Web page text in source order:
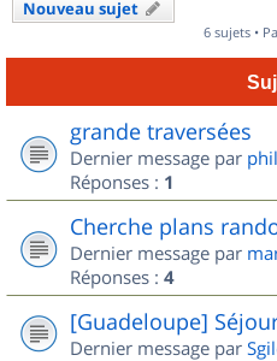
Nouveau sujet
6 sujets •
grande traversées
Dernier message par
Réponses : 1
Cherche plans
Dernier message par
Réponses : 4
[Guadeloupe]
Dernier message par